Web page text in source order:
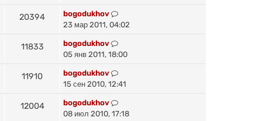
20394
bogodukhov
23 мар 2011, 04:02
11833
bogodukhov
05 янв 2011, 18:00
11910
bogodukhov
15 сен 2010, 12:41
12004
bogodukhov
08 июл 2010, 17:18